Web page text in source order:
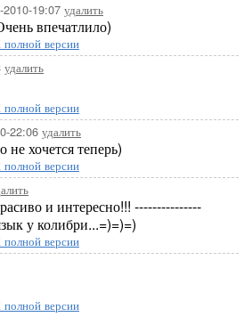
2010-19:07 удалить
впечатлило)
версии
удалить
версии
22:06 удалить
хочется теперь)
версии
и интересно!!! ---------------
у колибри...=)=)=)
версии
версии